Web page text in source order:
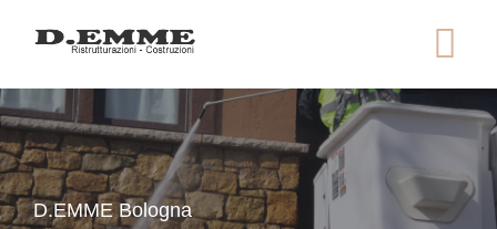
principale
D.EMME Bologna